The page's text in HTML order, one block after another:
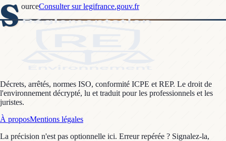
S ourceConsulter sur legifrance.gouv.fr
Décrets, arrêtés, normes ISO, conformité ICPE et REP. Le droit de
l'environnement décrypté, lu et traduit pour les professionnels et les
juristes.
À proposMentions légales
La précision n'est pas optionnelle ici. Erreur repérée ? Signalez-la,